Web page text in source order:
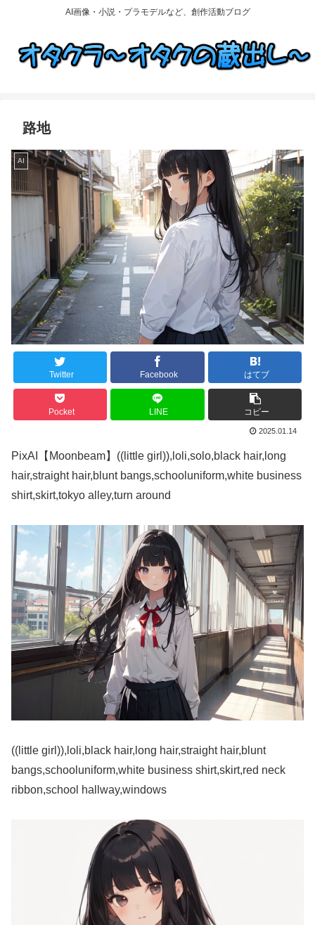
AI画像・小説・プラモデルなど、創作活動ブログ
路地
AI
Twitter Facebook はてブ
Pocket LINE コピー
2025.01.14
PixAI【Moonbeam】((little girl)),loli,solo,black hair,long
hair,straight hair,blunt bangs,schooluniform,white business
shirt,skirt,tokyo alley,turn around
((little girl)),loli,black hair,long hair,straight hair,blunt
bangs,schooluniform,white business shirt,skirt,red neck
ribbon,school hallway,windows